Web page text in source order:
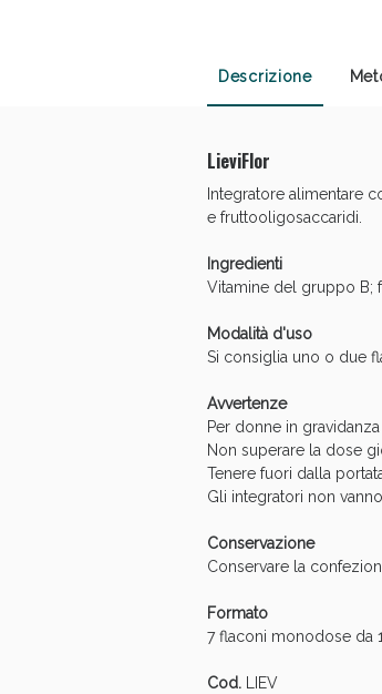
Descrizione
LieviFlor
Integratore alimentare
e fruttooligosaccaridi.
Ingredienti
Vitamine del gruppo B;
Modalità d'uso
Si consiglia uno o due
Avvertenze
Per donne in
Non superare la dose
Tenere fuori dalla
Gli integratori non
Conservazione
Conservare la
Formato
7 flaconi monodose da
Cod. LIEV